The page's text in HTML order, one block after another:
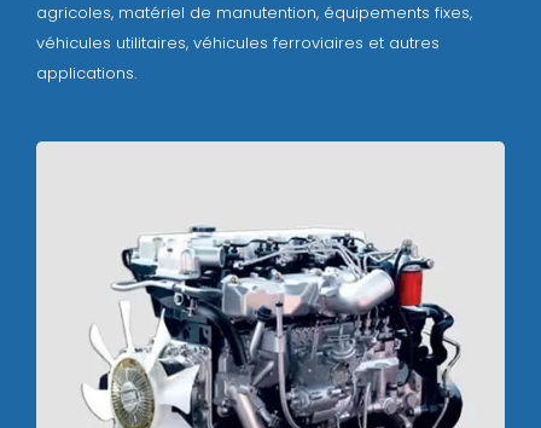
agricoles, matériel de manutention, équipements fixes,
véhicules utilitaires, véhicules ferroviaires et autres
applications.